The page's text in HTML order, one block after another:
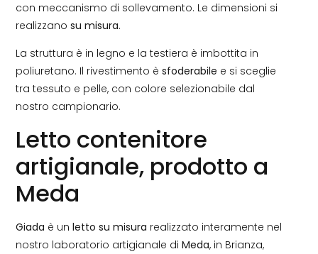
con meccanismo di sollevamento. Le dimensioni si
realizzanosu misura.
La struttura è in legno e la testiera è imbottita in
poliuretano. Il rivestimento èsfoderabile e si sceglie
tra tessuto e pelle, con colore selezionabile dal
nostro campionario.
Letto contenitore
artigianale, prodotto a
Meda
Giada è unletto su misura realizzato interamente nel
nostro laboratorio artigianale diMeda, in Brianza,